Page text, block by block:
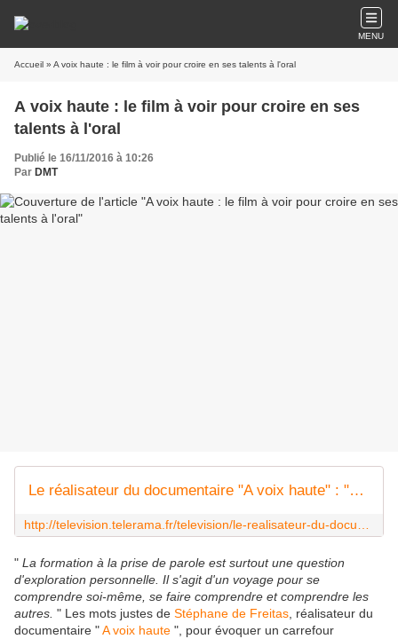
MENU
Accueil » A voix haute : le film à voir pour croire en ses talents à l'oral
A voix haute : le film à voir pour croire en ses
talents à l'oral
Publié le 16/11/2016 à 10:26
Par DMT
Le réalisateur du documentaire "A voix haute" : "L'éloquence, ce n'est pas inné pour tout le monde"
" La formation à la prise de parole est surtout une question
d'exploration personnelle. Il s'agit d'un voyage pour se
comprendre soi-même, se faire comprendre et comprendre les
autres. " Les mots justes de Stéphane de Freitas , réalisateur du
documentaire "A voix haute ", pour évoquer un carrefour